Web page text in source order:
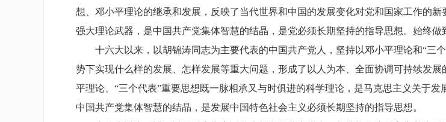
想、邓小平理论的继承和发展，反映了当代世界和中国的发展变化对党和国家工作的
强大理论武器，是中国共产党集体智慧的结晶，是党必须长期坚持的指导思想。始终做
十六大以来，以胡锦涛同志为主要代表的中国共产党人，坚持以邓小平理论和“三
势下实现什么样的发展、怎样发展等重大问题，形成了以人为本、全面协调可持续发
平理论、“三个代表”重要思想既一脉相承又与时俱进的科学理论，是马克思主义关于
中国共产党集体智慧的结晶，是发展中国特色社会主义必须长期坚持的指导思想。